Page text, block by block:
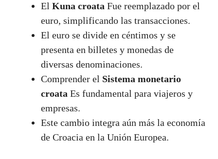
El Kuna croata Fue reemplazado por el
euro, simplificando las transacciones.
El euro se divide en céntimos y se
presenta en billetes y monedas de
diversas denominaciones.
Comprender el Sistema monetario
croata Es fundamental para viajeros y
empresas.
Este cambio integra aún más la economía
de Croacia en la Unión Europea.